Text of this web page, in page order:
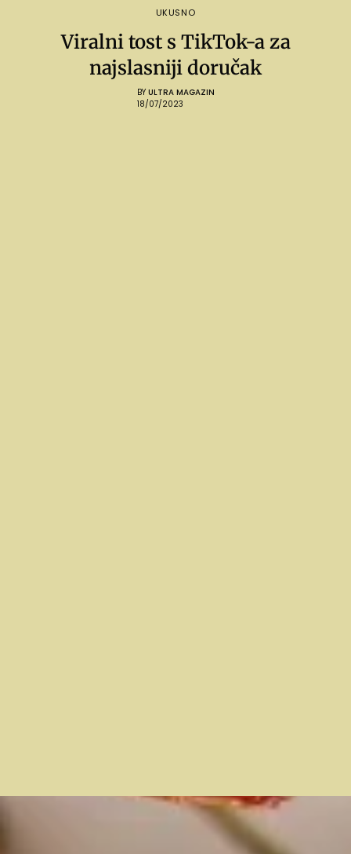
UKUSNO
Viralni tost s TikTok-a za
najslasniji doručak
BY ULTRA MAGAZIN
18/07/2023